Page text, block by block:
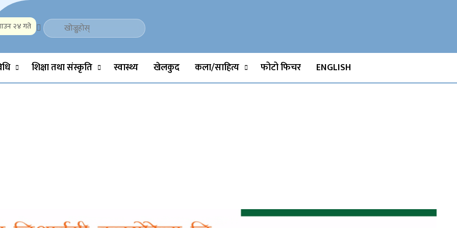
Science, Technology, Social, Media, Sports, Youth, Model Watch, Movies
२४ गते
शिक्षा तथा संस्कृति स्वास्थ्य खेलकुद कला/साहित्य फोटो फिचर ENGLISH